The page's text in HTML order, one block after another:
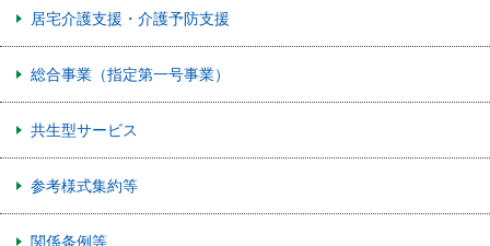
居宅介護支援・介護予防支援
総合事業（指定第一号事業）
共生型サービス
参考様式集約等
関係条例等